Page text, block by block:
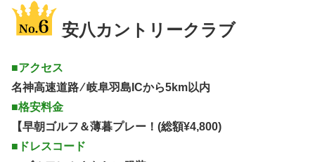
安八カントリークラブ
■アクセス
名神高速道路 ⁄ 岐阜羽島ICから5km以内
■格安料金
【早朝ゴルフ＆薄暮プレー！(総額¥4,800)
■ドレスコード